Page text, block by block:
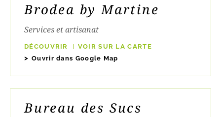
Brodea by Martine
Services et artisanat
DÉCOUVRIR
VOIR SUR LA CARTE
Ouvrir dans Google Map
Bureau des Sucs